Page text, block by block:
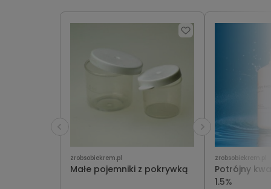
zrobsobiekrem.pl
Małe pojemniki z pokrywką
zrobsobiekrem.pl
Potrójny
1.5%